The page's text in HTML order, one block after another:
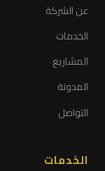
عن الشركة
الخدمات
المشاريع
المدونة
التواصل
الخدمات